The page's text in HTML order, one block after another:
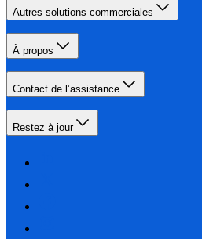
Autres solutions commerciales
À propos
Contact de l’assistance
Restez à jour